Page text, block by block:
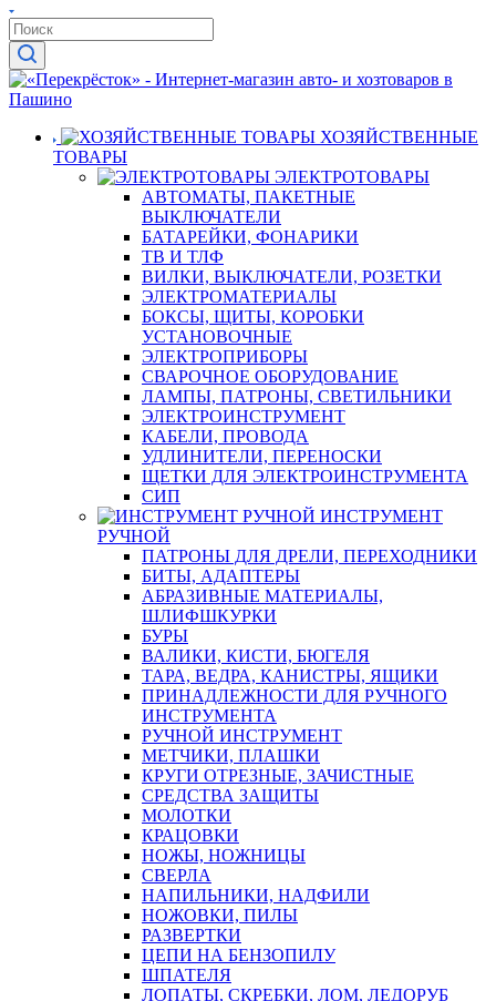
ХОЗЯЙСТВЕННЫЕ
ТОВАРЫ
ЭЛЕКТРОТОВАРЫ
АВТОМАТЫ, ПАКЕТНЫЕ
ВЫКЛЮЧАТЕЛИ
БАТАРЕЙКИ, ФОНАРИКИ
ТВ И ТЛФ
ВИЛКИ, ВЫКЛЮЧАТЕЛИ, РОЗЕТКИ
ЭЛЕКТРОМАТЕРИАЛЫ
БОКСЫ, ЩИТЫ, КОРОБКИ
УСТАНОВОЧНЫЕ
ЭЛЕКТРОПРИБОРЫ
СВАРОЧНОЕ ОБОРУДОВАНИЕ
ЛАМПЫ, ПАТРОНЫ, СВЕТИЛЬНИКИ
ЭЛЕКТРОИНСТРУМЕНТ
КАБЕЛИ, ПРОВОДА
УДЛИНИТЕЛИ, ПЕРЕНОСКИ
ЩЕТКИ ДЛЯ ЭЛЕКТРОИНСТРУМЕНТА
СИП
ИНСТРУМЕНТ
РУЧНОЙ
ПАТРОНЫ ДЛЯ ДРЕЛИ, ПЕРЕХОДНИКИ
БИТЫ, АДАПТЕРЫ
АБРАЗИВНЫЕ МАТЕРИАЛЫ,
ШЛИФШКУРКИ
БУРЫ
ВАЛИКИ, КИСТИ, БЮГЕЛЯ
ТАРА, ВЕДРА, КАНИСТРЫ, ЯЩИКИ
ПРИНАДЛЕЖНОСТИ ДЛЯ РУЧНОГО
ИНСТРУМЕНТА
РУЧНОЙ ИНСТРУМЕНТ
МЕТЧИКИ, ПЛАШКИ
КРУГИ ОТРЕЗНЫЕ, ЗАЧИСТНЫЕ
СРЕДСТВА ЗАЩИТЫ
МОЛОТКИ
КРАЦОВКИ
НОЖЫ, НОЖНИЦЫ
СВЕРЛА
НАПИЛЬНИКИ, НАДФИЛИ
НОЖОВКИ, ПИЛЫ
РАЗВЕРТКИ
ЦЕПИ НА БЕНЗОПИЛУ
ШПАТЕЛЯ
ЛОПАТЫ, СКРЕБКИ, ЛОМ, ЛЕДОРУБ